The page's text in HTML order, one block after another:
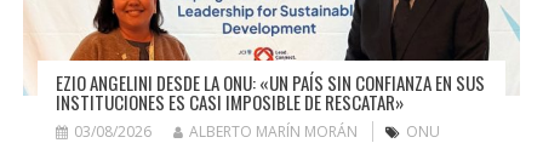
EZIO ANGELINI DESDE LA ONU: «UN PAÍS SIN CONFIANZA EN SUS
INSTITUCIONES ES CASI IMPOSIBLE DE RESCATAR»
03/08/2026 ALBERTO MARÍN MORÁN ONU